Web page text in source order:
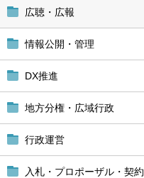
広聴・広報
情報公開・管理
DX推進
地方分権・広域行政
行政運営
入札・プロポーザル・契約